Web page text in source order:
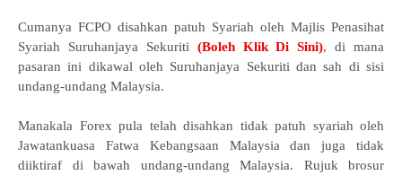
Cumanya FCPO disahkan patuh Syariah oleh Majlis Penasihat
Syariah Suruhanjaya Sekuriti (Boleh Klik Di Sini), di mana
pasaran ini dikawal oleh Suruhanjaya Sekuriti dan sah di sisi
undang-undang Malaysia.
Manakala Forex pula telah disahkan tidak patuh syariah oleh
Jawatankuasa Fatwa Kebangsaan Malaysia dan juga tidak
diiktiraf di bawah undang-undang Malaysia. Rujuk brosur